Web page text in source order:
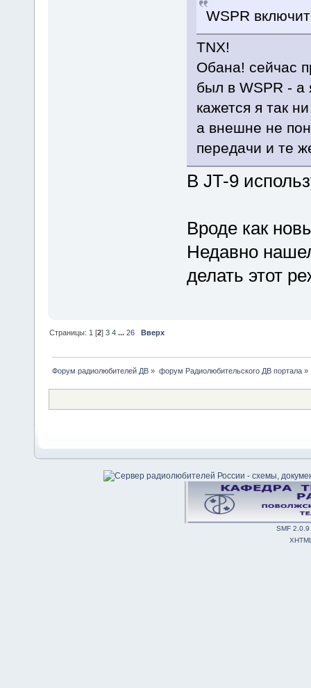
WSPR
TNX!
Обана! сейчас
был в WSPR - а
кажется я так
а внешне не
передачи и те
В JT-9
Вроде как
Недавно
делать этот
Страницы: 1 [2]3 4 ...26 Вверх
Форум радиолюбителей ДВ » форум Радиолюбительского ДВ портала»
SMF 2.0.9